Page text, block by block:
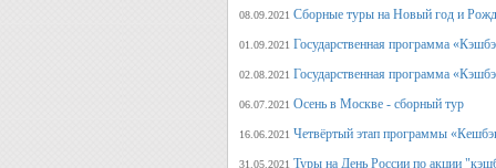
08.09.2021 Сборные туры на Новый год и
01.09.2021 Государственная программа
02.08.2021 Государственная программа
06.07.2021 Осень в Москве - сборный тур
16.06.2021 Четвёртый этап программы
31.05.2021 Туры на День России по акции